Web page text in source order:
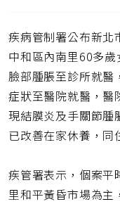
疾病管制署公布新北
中和區內南里60多
臉部腫脹至診所就醫
症狀至醫院就醫，醫
現結膜炎及手關節腫
已改善在家休養，同
疾管署表示，個案平
里和平黃昏市場為